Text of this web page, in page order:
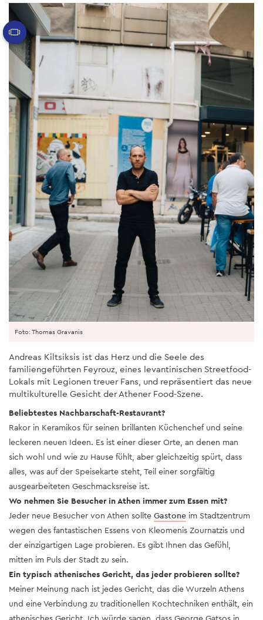
Andreas Kiltsiksis ist das Herz und die Seele des
familiengeführten Feyrouz, eines levantinischen Streetfood-
Lokals mit Legionen treuer Fans, und repräsentiert das neue
multikulturelle Gesicht der Athener Food-Szene.
Beliebtestes Nachbarschaft-Restaurant?
Rakor in Keramikos für seinen brillanten Küchenchef und seine
leckeren neuen Ideen. Es ist einer dieser Orte, an denen man
sich wohl und wie zu Hause fühlt, aber gleichzeitig spürt, dass
alles, was auf der Speisekarte steht, Teil einer sorgfältig
ausgearbeiteten Geschmacksreise ist.
Wo nehmen Sie Besucher in Athen immer zum Essen mit?
Jeder neue Besucher von Athen sollte Gastone im Stadtzentrum
wegen des fantastischen Essens von Kleomenis Zournatzis und
der einzigartigen Lage probieren. Es gibt Ihnen das Gefühl,
mitten im Puls der Stadt zu sein.
Ein typisch athenisches Gericht, das jeder probieren sollte?
Meiner Meinung nach ist jedes Gericht, das die Wurzeln Athens
und eine Verbindung zu traditionellen Kochtechniken enthält, ein
Foto: Thomas Gravanis